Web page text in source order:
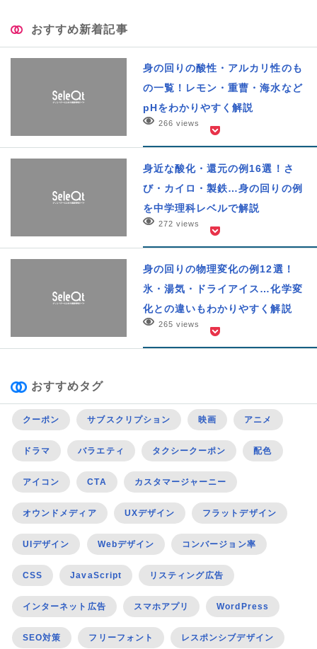
おすすめ新着記事
身の回りの酸性・アルカリ性のも
の一覧！レモン・重曹・海水など
pHをわかりやすく解説
266 views
身近な酸化・還元の例16選！さ
び・カイロ・製鉄…身の回りの例
を中学理科レベルで解説
272 views
身の回りの物理変化の例12選！
氷・湯気・ドライアイス…化学変
化との違いもわかりやすく解説
265 views
おすすめタグ
クーポン サブスクリプション 映画 アニメ
ドラマ バラエティ タクシークーポン 配色
アイコン CTA カスタマージャーニー
オウンドメディア UXデザイン フラットデザイン
UIデザイン Webデザイン コンバージョン率
CSS JavaScript リスティング広告
インターネット広告 スマホアプリ WordPress
SEO対策 フリーフォント レスポンシブデザイン